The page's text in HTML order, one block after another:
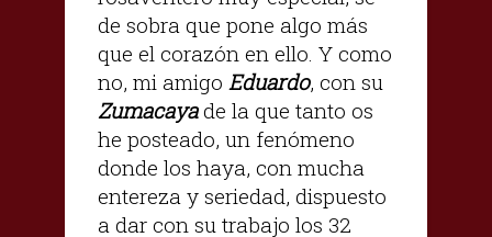
de sobra que pone algo más
que el corazón en ello. Y como
no, mi amigo Eduardo, con su
Zumacayade la que tanto os
he posteado, un fenómeno
donde los haya, con mucha
entereza y seriedad, dispuesto
a dar con su trabajo los 32